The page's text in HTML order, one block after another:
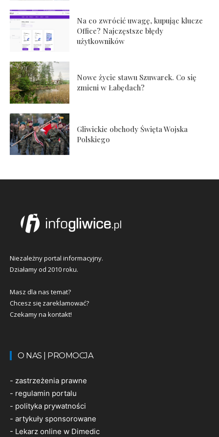
Na co zwrócić uwagę, kupując klucze
Office? Najczęstsze błędy
użytkowników
Nowe życie stawu Szuwarek. Co się
zmieni w Łabędach?
Gliwickie obchody Święta Wojska
Polskiego
Niezależny portal informacyjny.
Działamy od 2010 roku.
Masz dla nas temat?
Chcesz się zareklamować?
Czekamy na kontakt!
O NAS | PROMOCJA
- zastrzeżenia prawne
- regulamin portalu
- polityka prywatności
- artykuły sponsorowane
- Lekarz online w Dimedic